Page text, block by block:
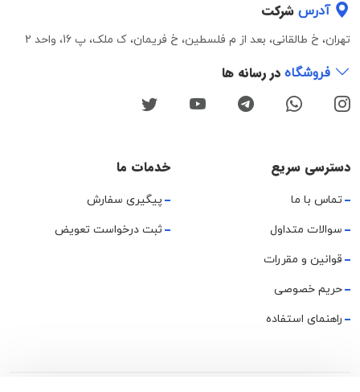
آدرس شرکت
تهران، خ طالقانی، بعد از م فلسطین، خ فریمان، ک ملک، پ 16، واحد 2
فروشگاه در رسانه ها
دسترسی سریع
تماس با ما
سوالات متداول
قوانین و مقررات
حریم خصوصی
راهنمای استفاده
خدمات ما
پیگیری سفارش
ثبت درخواست تعویض